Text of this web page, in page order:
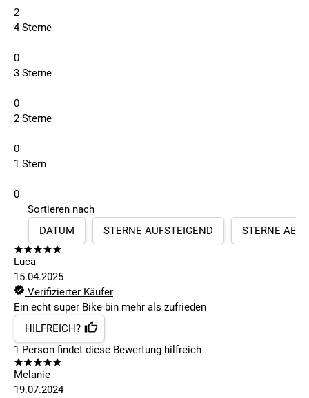
2
4 Sterne
0
3 Sterne
0
2 Sterne
0
1 Stern
0
Sortieren nach
DATUM
STERNE AUFSTEIGEND STERNE
Luca
15.04.2025
Verifizierter Käufer
Ein echt super Bike bin mehr als zufrieden
HILFREICH?
1 Person findet diese Bewertung hilfreich
Melanie
19.07.2024